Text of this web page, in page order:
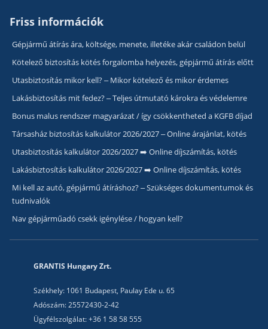
Friss információk
Gépjármű átírás ára, költsége, menete, illetéke akár családon belül
Kötelező biztosítás kötés forgalomba helyezés, gépjármű átírás előtt
Utasbiztosítás mikor kell? – Mikor kötelező és mikor érdemes
Lakásbiztosítás mit fedez? – Teljes útmutató károkra és védelemre
Bonus malus rendszer magyarázat / így csökkentheted a KGFB díjad
Társasház biztosítás kalkulátor 2026/2027 – Online árajánlat, kötés
Utasbiztosítás kalkulátor 2026/2027 ➡️ Online díjszámítás, kötés
Lakásbiztosítás kalkulátor 2026/2027 ➡️ Online díjszámítás, kötés
Mi kell az autó, gépjármű átíráshoz? – Szükséges dokumentumok és
tudnivalók
Nav gépjárműadó csekk igénylése / hogyan kell?
GRANTIS Hungary Zrt.
Székhely: 1061 Budapest, Paulay Ede u. 65
Adószám: 25572430-2-42
Ügyfélszolgálat: +36 1 58 58 555